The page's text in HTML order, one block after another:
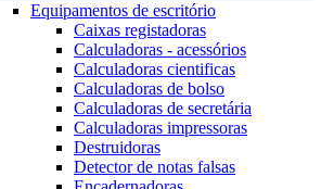
Equipamentos de escritório
Caixas registadoras
Calculadoras - acessórios
Calculadoras cientificas
Calculadoras de bolso
Calculadoras de secretária
Calculadoras impressoras
Destruidoras
Detector de notas falsas